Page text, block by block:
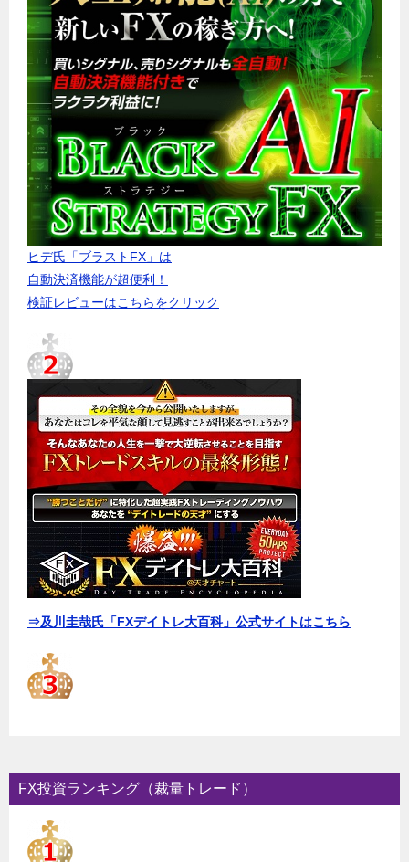
ヒデ氏「ブラストFX」は
自動決済機能が超便利！
検証レビューはこちらをクリック
⇒及川圭哉氏「FXデイトレ大百科」公式サイトはこちら
FX投資ランキング（裁量トレード）